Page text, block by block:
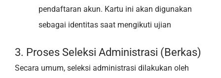
pendaftaran akun. Kartu ini akan digunakan
sebagai identitas saat mengikuti ujian
3. Proses Seleksi Administrasi (Berkas)
Secara umum, seleksi administrasi dilakukan oleh